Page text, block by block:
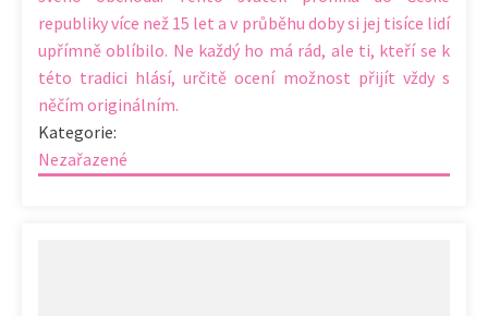
republiky více než 15 let a v průběhu doby si jej tisíce lidí
upřímně oblíbilo. Ne každý ho má rád, ale ti, kteří se k
této tradici hlásí, určitě ocení možnost přijít vždy s
něčím originálním.
Kategorie:
Nezařazené